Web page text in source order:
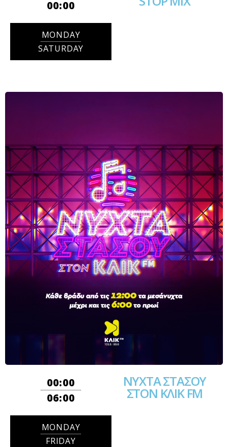
00:00
MONDAY
SATURDAY
00:00
06:00
MONDAY
FRIDAY
ΝΥΧΤΑ ΣΤΑΣΟΥ
ΣΤΟΝ ΚΛΙΚ FM